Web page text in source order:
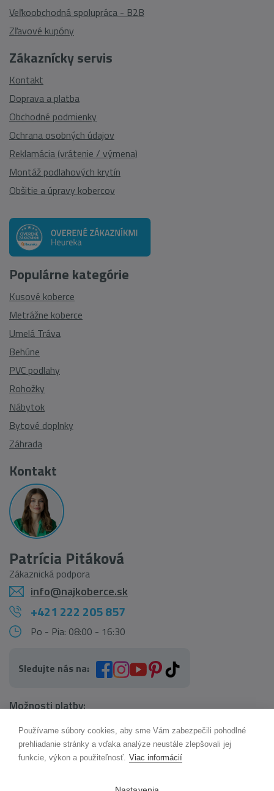
Zákaznícky servis
Kontakt
Doprava a platba
Obchodné podmienky
Ochrana osobných údajov
Reklamácia (vrátenie / výmena)
Montáž podlahových krytín
Obšitie a úpravy kobercov
Veľkoobchodná spolupráca - B2B
Zľavové kupóny
Populárne kategórie
Kusové koberce
Metrážne koberce
Umelá Tráva
Behúne
PVC podlahy
Rohožky
Nábytok
Bytové doplnky
Záhrada
Kontakt
Patrícia Pitáková
Zákaznická podpora
info@najkoberce.sk
+421 222 205 857
Po - Pia: 08:00 - 16:30
Sledujte nás na:
Možnosti platby:
AI pomocník Maxík
Online
Používame súbory cookies, aby sme Vám zabezpečili pohodlné
prehliadanie stránky a vďaka analýze neustále zlepšovali jej
funkcie, výkon a použiteľnosť. Viac informácií